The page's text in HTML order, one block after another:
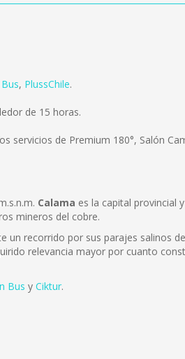
, PlussChile.
de 15 horas.
servicios de Premium 180°, Salón
Calama es la capital provincial
mineros del cobre.
recorrido por sus parajes salinos
relevancia mayor por cuanto
Bus y Ciktur.